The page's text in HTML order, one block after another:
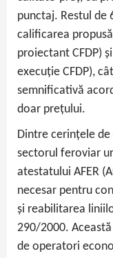
punctaj. Restul de
calificarea
proiectant CFDP)
execuție CFDP),
semnificativă
doar prețului.
Dintre cerințele
sectorul feroviar
atestatului AFER
necesar pentru
și reabilitarea
290/2000.
de operatori